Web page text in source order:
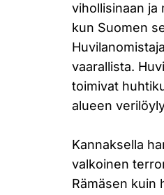
vihollisinaan ja
kun Suomen
vaarallista.
toimivat
alueen
Kannaksella
valkoinen
Rämäsen kuin